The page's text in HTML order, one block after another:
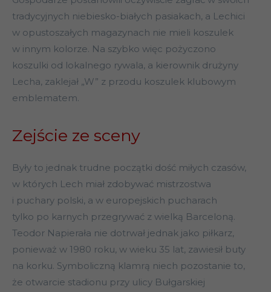
tradycyjnych niebiesko-białych pasiakach, a Lechici
w opustoszałych magazynach nie mieli koszulek
w innym kolorze. Na szybko więc pożyczono
koszulki od lokalnego rywala, a kierownik drużyny
Lecha, zaklejał „W” z przodu koszulek klubowym
emblematem.
Zejście ze sceny
Były to jednak trudne początki dość miłych czasów,
w których Lech miał zdobywać mistrzostwa
i puchary polski, a w europejskich pucharach
tylko po karnych przegrywać z wielką Barceloną.
Teodor Napierała nie dotrwał jednak jako piłkarz,
ponieważ w 1980 roku, w wieku 35 lat, zawiesił buty
na korku. Symboliczną klamrą niech pozostanie to,
że otwarcie stadionu przy ulicy Bułgarskiej